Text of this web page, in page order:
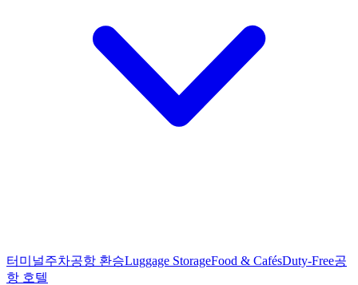
터미널주차공항 환승Luggage StorageFood & CafésDuty-Free공
항 호텔